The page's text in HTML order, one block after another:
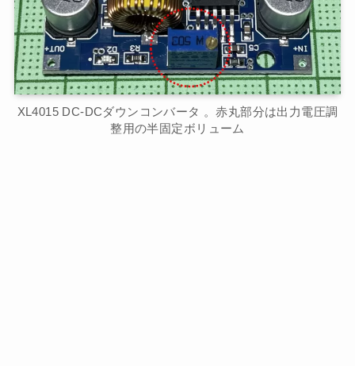
XL4015 DC-DCダウンコンバータ 。赤丸部分は出力電圧調
整用の半固定ボリューム